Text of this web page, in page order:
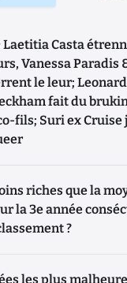
Laetitia Casta
Vanessa Paradis
le leur;
fait du
fils; Suri ex Cruise
riches que la
la 3e année
?
les plus